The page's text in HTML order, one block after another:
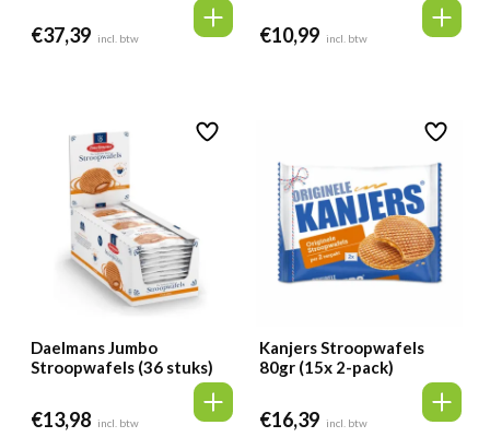
€37,39 incl. btw €10,99 incl. btw
Daelmans Jumbo
Stroopwafels (36 stuks)
€13,98 incl. btw
Kanjers Stroopwafels
80gr (15x 2-pack)
€16,39 incl. btw